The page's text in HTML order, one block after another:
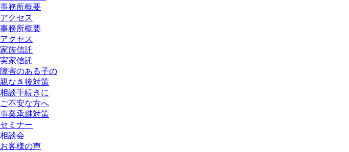
事務所概要
アクセス
事務所概要
アクセス
家族信託
実家信託
障害のある子の
親なき後対策
相談手続きに
ご不安な方へ
事業承継対策
セミナー
相談会
お客様の声